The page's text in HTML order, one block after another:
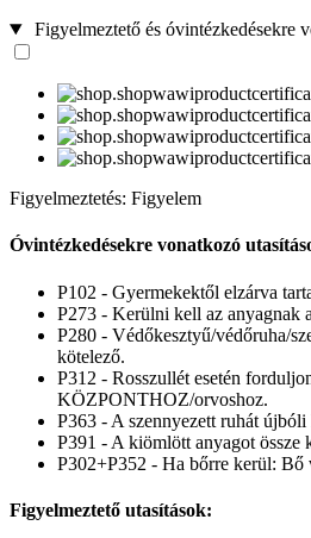
Figyelmeztető és óvintézkedésekre
Figyelmeztetés: Figyelem
Óvintézkedésekre vonatkozó
P102 - Gyermekektől elzárva
P273 - Kerülni kell az anyagnak
P280 - Védőkesztyű/védőruha/
kötelező.
P312 - Rosszullét esetén
KÖZPONTHOZ/orvoshoz.
P363 - A szennyezett ruhát
P391 - A kiömlött anyagot össze
P302+P352 - Ha bőrre kerül: Bő
Figyelmeztető utasítások: